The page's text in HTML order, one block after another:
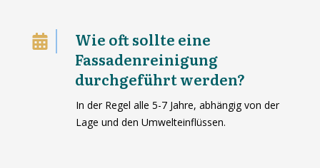
Wie oft sollte eine
Fassadenreinigung
durchgeführt werden?
In der Regel alle 5-7 Jahre, abhängig von der
Lage und den Umwelteinflüssen.